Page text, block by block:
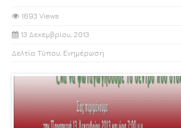
1693 Views
13 Δεκεμβρίου, 2013
Δελτία Τύπου Ενημέρωση